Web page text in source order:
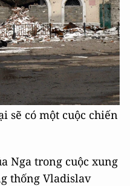
sẽ có một cuộc chiến
Nga trong cuộc xung
thống Vladislav